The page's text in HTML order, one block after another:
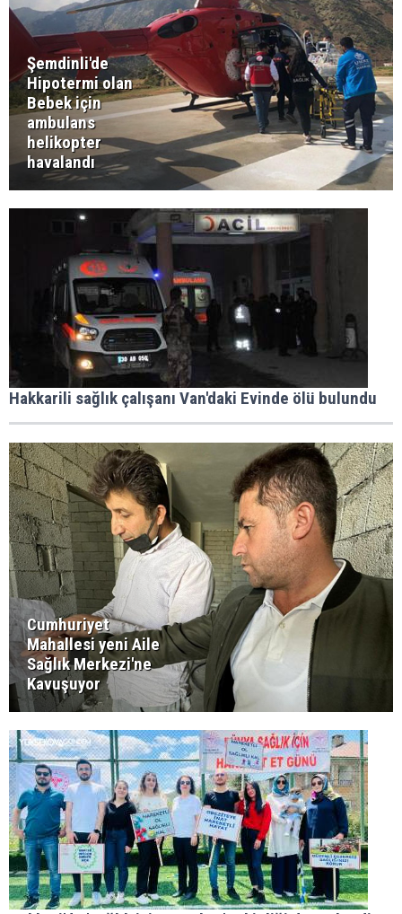
Şemdinli'de
Hipotermi olan
Bebek için
ambulans
helikopter
havalandı
Hakkarili sağlık çalışanı Van'daki Evinde ölü bulundu
Cumhuriyet
Mahallesi yeni Aile
Sağlık Merkezi'ne
Kavuşuyor